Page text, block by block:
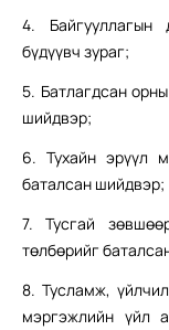
4. Байгууллагын
бүдүүвч зураг;
5. Батлагдсан
шийдвэр;
6. Тухайн эрүүл
баталсан шийдвэр;
7. Тусгай
төлбөрийг
8. Тусламж,
мэргэжлийн үйл